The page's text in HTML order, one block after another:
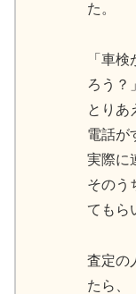
た。
「車
ろう？
とりあ
電話が
実際に
そのう
てもら
査定の
たら、